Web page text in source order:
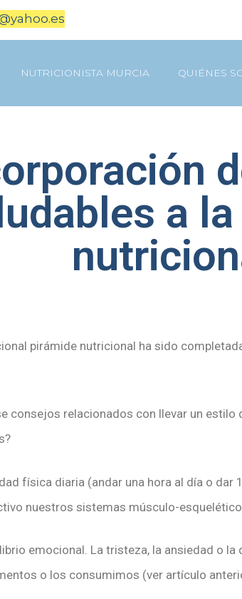
NUTRICIONISTA MURCIA QUIÉNES
a
pirámide nutricional ha sido
consejos relacionados con llevar un
física diaria (andar una hora al día o dar
nuestros sistemas músculo-
emocional. La tristeza, la ansiedad o
o los consumimos (ver artículo